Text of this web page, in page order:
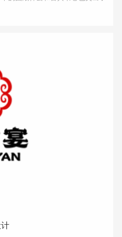
福，更有人间烟火的气息，象征